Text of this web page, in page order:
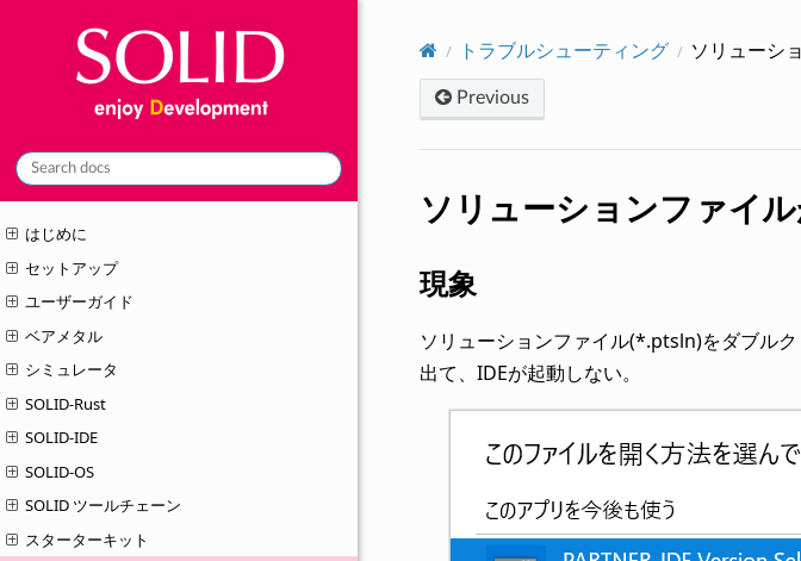
はじめに
セットアップ
ユーザーガイド
ベアメタル
シミュレータ
SOLID-Rust
SOLID-IDE
SOLID-OS
SOLID ツールチェーン
スターターキット
トラブルシューティング ソリューシ
Previous
ソリューションファイ
現象
ソリューションファイル(*.ptsln)をダブル
出て、IDEが起動しない。